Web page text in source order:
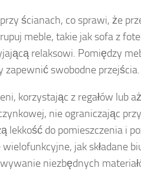
ścianach, co sprawi, że
meble, takie jak sofa z
relaksowi. Pomiędzy
zapewnić swobodne przejścia.
korzystając z regałów lub
nie ograniczając
lekkość do pomieszczenia i
jak składane
niezbędnych